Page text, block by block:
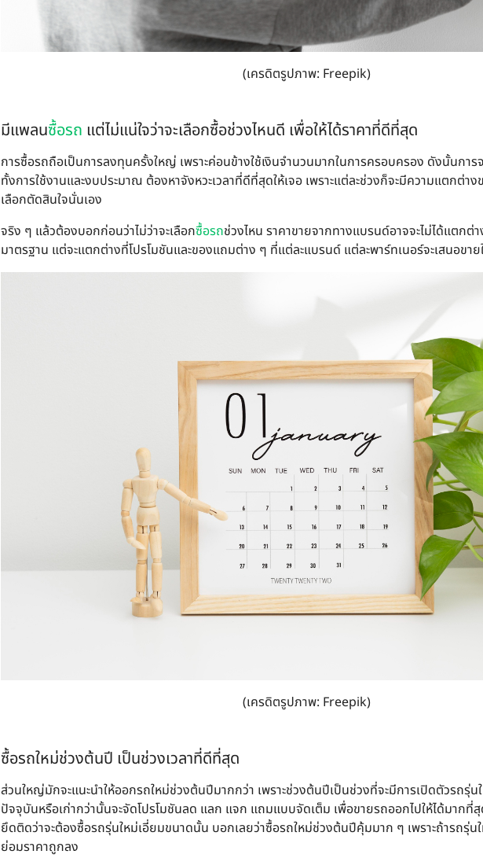
(เครดิตรูปภาพ: Freepik)
มีแพลนซื้อรถ แต่ไม่แน่ใจว่าจะเลือกซื้อช่วงไหนดี เพื่อให้ได้ราคาที่ดีที่สุด
การซื้อรถถือเป็นการลงทุนครั้งใหญ่ เพราะค่อนข้างใช้เงินจำนวนมากในการครอบครอง ดังนั้นกา
ทั้งการใช้งานและงบประมาณ ต้องหาจังหวะเวลาที่ดีที่สุดให้เจอ เพราะแต่ละช่วงก็จะมีความแตกต่าง
เลือกตัดสินใจนั่นเอง
จริง ๆ แล้วต้องบอกก่อนว่าไม่ว่าจะเลือกซื้อรถช่วงไหน ราคาขายจากทางแบรนด์อาจจะไม่ได้แตกต่
มาตรฐาน แต่จะแตกต่างที่โปรโมชันและของแถมต่าง ๆ ที่แต่ละแบรนด์ แต่ละพาร์ทเนอร์จะเสนอขาย
(เครดิตรูปภาพ: Freepik)
ซื้อรถใหม่ช่วงต้นปี เป็นช่วงเวลาที่ดีที่สุด
ส่วนใหญ่มักจะแนะนำให้ออกรถใหม่ช่วงต้นปีมากกว่า เพราะช่วงต้นปีเป็นช่วงที่จะมีการเปิดตัวรถรุ่น
ปัจจุบันหรือเก่ากว่านั้นจะจัดโปรโมชันลด แลก แจก แถมแบบจัดเต็ม เพื่อขายรถออกไปให้ได้มากที่
ยึดติดว่าจะต้องซื้อรถรุ่นใหม่เอี่ยมขนาดนั้น บอกเลยว่าซื้อรถใหม่ช่วงต้นปีคุ้มมาก ๆ เพราะถ้ารถรุ่น
ย่อมราคาถูกลง